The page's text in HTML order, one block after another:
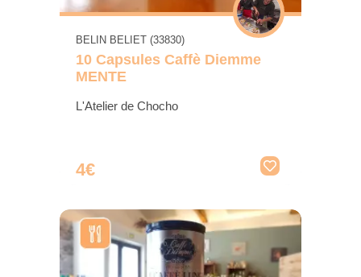
BELIN BELIET (33830)
10 Capsules Caffè Diemme
MENTE
L'Atelier de Chocho
4€